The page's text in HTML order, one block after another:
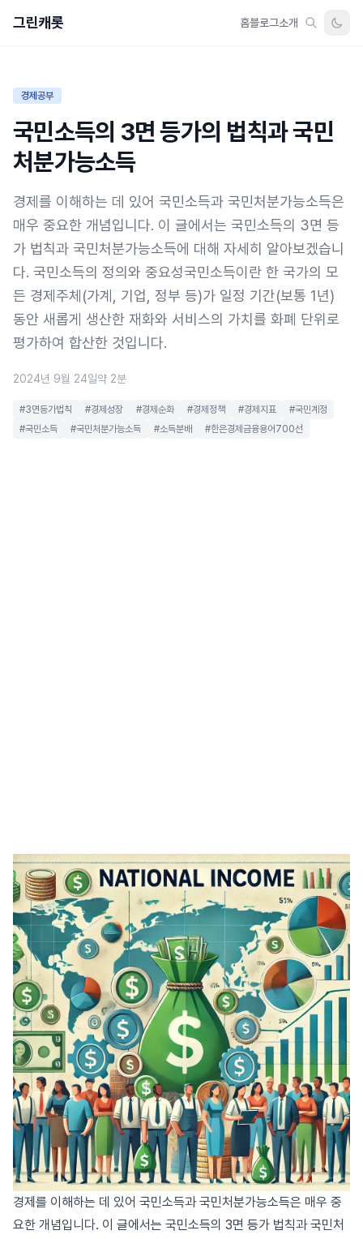
그린캐롯 홈블로그소개
경제공부
국민소득의 3면 등가의 법칙과 국민
처분가능소득
경제를 이해하는 데 있어 국민소득과 국민처분가능소득은
매우 중요한 개념입니다. 이 글에서는 국민소득의 3면 등
가 법칙과 국민처분가능소득에 대해 자세히 알아보겠습니
다. 국민소득의 정의와 중요성국민소득이란 한 국가의 모
든 경제주체(가계, 기업, 정부 등)가 일정 기간(보통 1년)
동안 새롭게 생산한 재화와 서비스의 가치를 화폐 단위로
평가하여 합산한 것입니다.
2024년 9월 24일약 2분
#3면등가법칙 #경제성장 #경제순화 #경제정책 #경제지표
#국민계정
#국민소득
#국민처분가능소득 #소득분배 #한은경제금융용어700선
경제를 이해하는 데 있어 국민소득과 국민처분가능소득은 매우 중
요한 개념입니다. 이 글에서는 국민소득의 3면 등가 법칙과 국민처